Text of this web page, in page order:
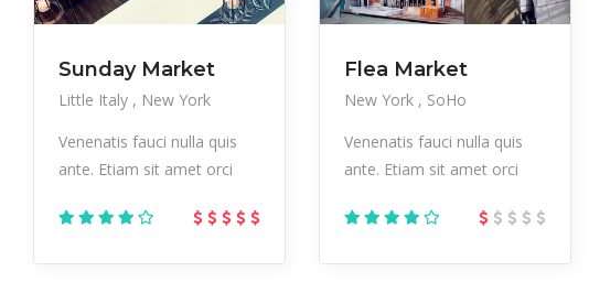
Sunday Market
Little Italy
New York
Venenatis fauci nulla quis
ante. Etiam sit amet orci
Flea Market
New York
SoHo
Venenatis fauci nulla quis
ante. Etiam sit amet orci